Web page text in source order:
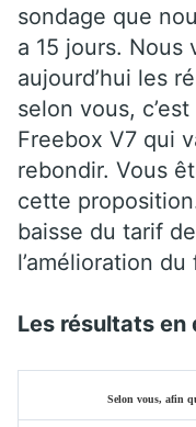
sondage que
a 15 jours. Nous
aujourd’hui les
selon vous,
Freebox V7 qui
rebondir. Vous
cette
baisse du tarif
l’amélioration
Les résultats en
Selon vous, afin